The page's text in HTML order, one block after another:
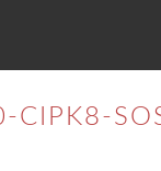
CIPK8-